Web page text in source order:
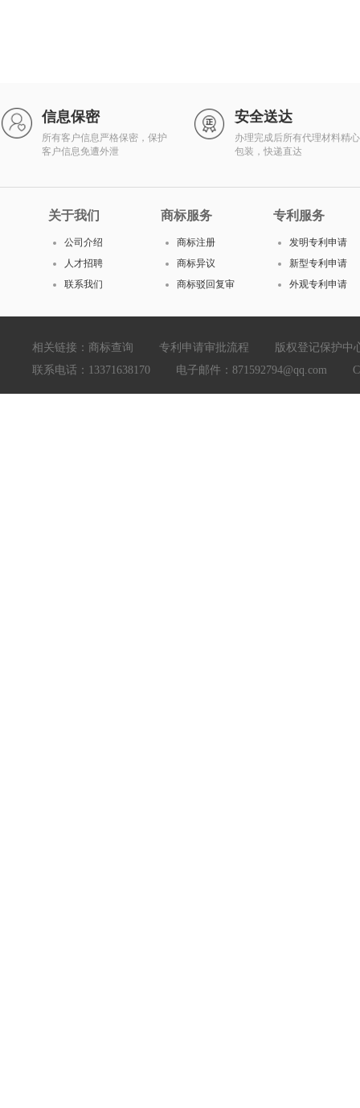
信息保密
所有客户信息严格保密，保护
客户信息免遭外泄
安全送达
办理完成后所有代理材料精心
包装，快递直达
关于我们
公司介绍
人才招聘
联系我们
商标服务
商标注册
商标异议
商标驳回复审
专利服务
发明专利申请
新型专利申请
外观专利申请
相关链接： 商标查询 专利申请审批流程
版权登记保护中
联系电话：13371638170 电子邮件：871592794@qq.com